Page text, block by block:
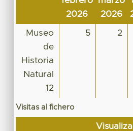
2026
2026
Museo
de
Historia
Natural
12
5 2
Visitas al fichero